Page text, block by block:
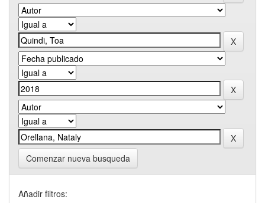
Comenzar nueva busqueda
Añadir filtros: